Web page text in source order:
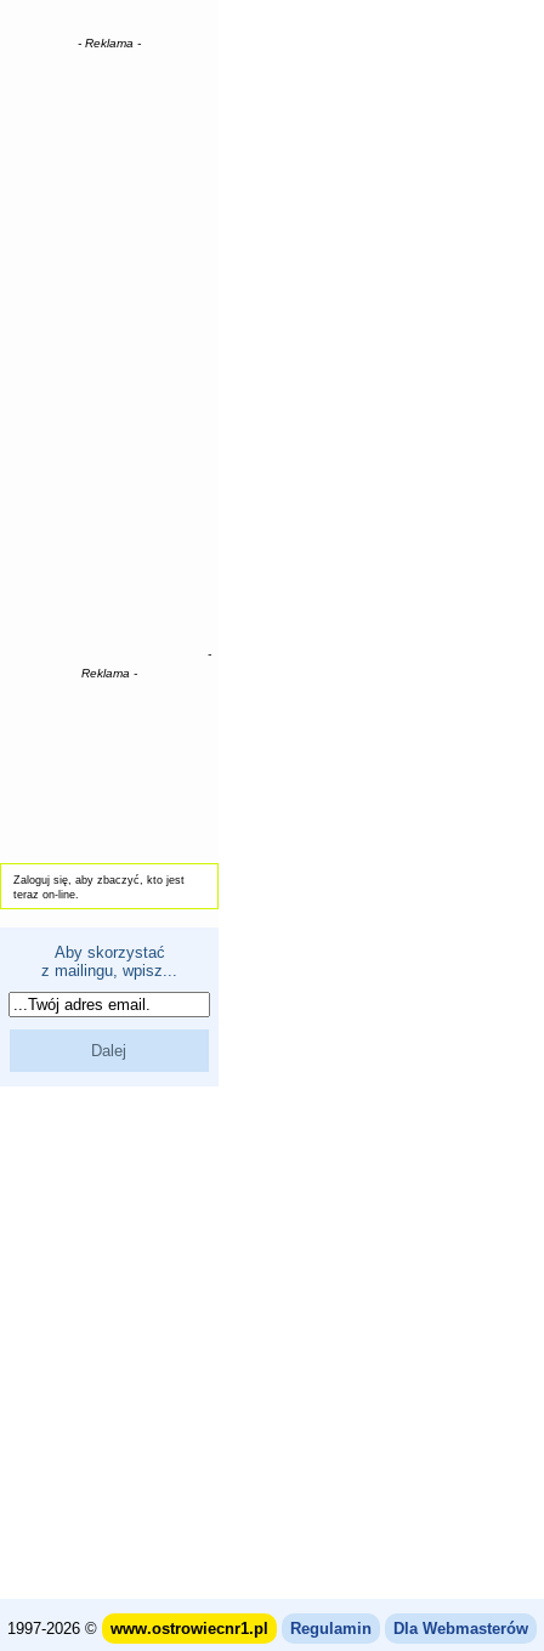
- Reklama -
-
Reklama -
Zaloguj się, aby zbaczyć, kto jest
teraz on-line.
Aby skorzystać
z mailingu, wpisz...
1997-2026 © www.ostrowiecnr1.pl Regulamin Dla Webmasterów